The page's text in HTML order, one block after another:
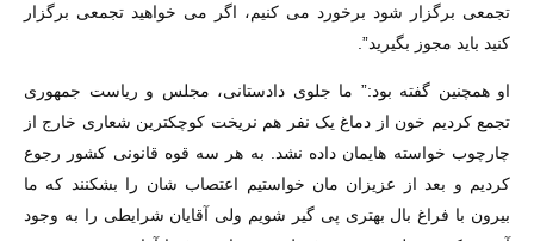
تجمعی برگزار شود برخورد می کنیم، اگر می خواهید تجمعی برگزار
کنید باید مجوز بگیرید”.
او همچنین گفته بود:” ما جلوی دادستانی، مجلس و ریاست جمهوری
تجمع کردیم خون از دماغ یک نفر هم نریخت کوچکترین شعاری خارج از
چارچوب خواسته هایمان داده نشد. به هر سه قوه قانونی کشور رجوع
کردیم و بعد از عزیزان مان خواستیم اعتصاب شان را بشکنند که ما
بیرون با فراغ بال بهتری پی گیر شویم ولی آقایان شرایطی را به وجود